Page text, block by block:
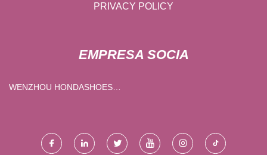
PRIVACY POLICY
EMPRESA SOCIA
WENZHOU HONDASHOES